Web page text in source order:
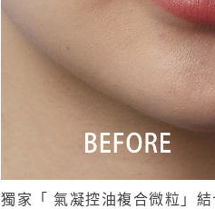
獨家「 氣凝控油複合微粒」